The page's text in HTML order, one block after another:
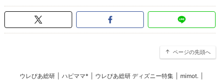
ページの先頭へ
ウレぴあ総研 ハピママ* ウレぴあ総研 ディズニー特集 mimot.